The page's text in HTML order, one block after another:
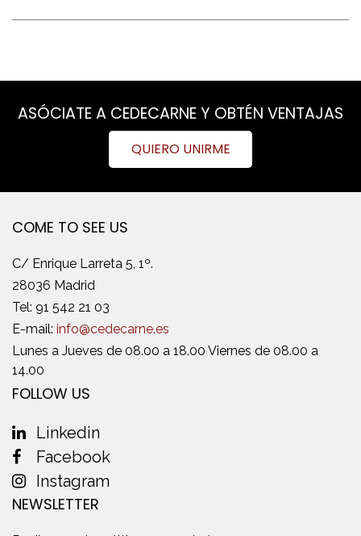
ASÓCIATE A CEDECARNE Y OBTÉN VENTAJAS
QUIERO UNIRME
COME TO SEE US
C/ Enrique Larreta 5, 1º.
28036 Madrid
Tel: 91 542 21 03
E-mail: info@cedecarne.es
Lunes a Jueves de 08.00 a 18.00 Viernes de 08.00 a
14.00
FOLLOW US
Linkedin
Facebook
Instagram
NEWSLETTER